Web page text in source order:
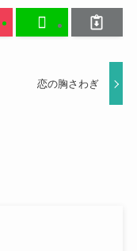
恋の胸さわぎ